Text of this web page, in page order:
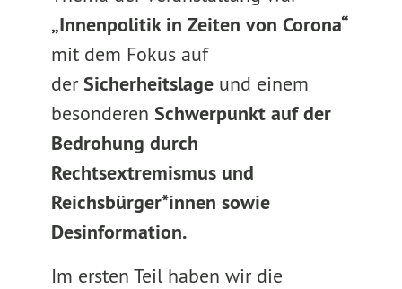
„Innenpolitik in Zeiten von Corona“
mit dem Fokus auf
derSicherheitslage und einem
besonderen Schwerpunkt auf der
Bedrohung durch
Rechtsextremismus und
Reichsbürger*innen sowie
Desinformation.
Im ersten Teil haben wir die